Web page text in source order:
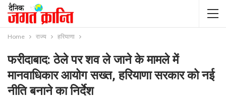
Home राज्य हरियाणा
फरीदाबाद: ठेले पर शव ले जाने के मामले में
मानवाधिकार आयोग सख्त, हरियाणा सरकार को नई
नीति बनाने का निर्देश